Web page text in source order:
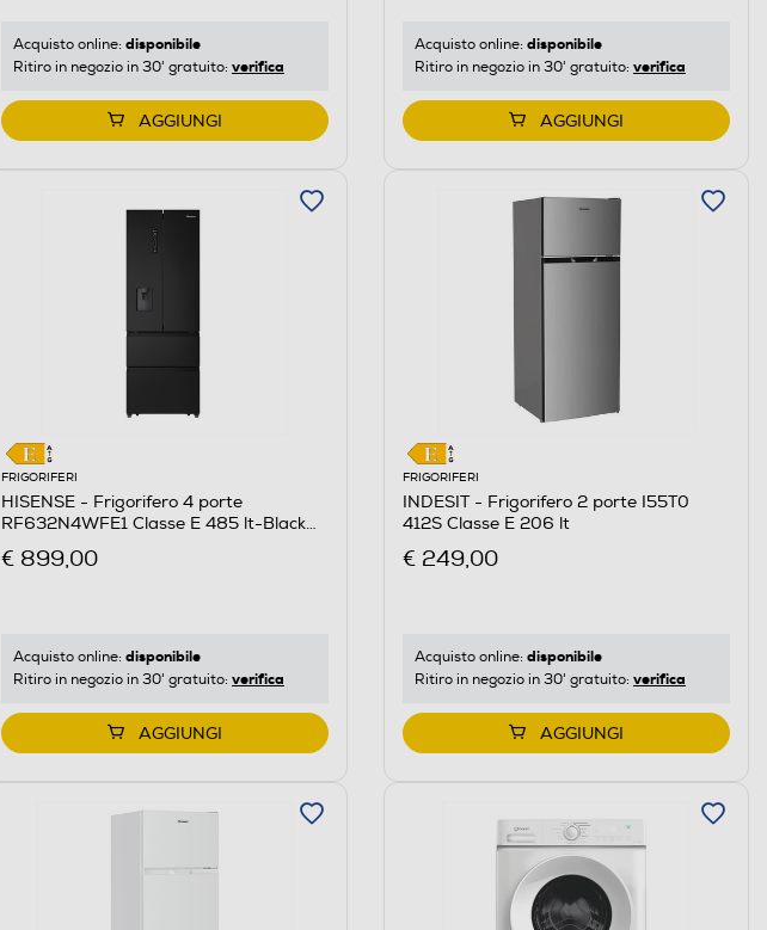
Acquisto online: disponibile
Ritiro in negozio in 30' gratuito: verifica
AGGIUNGI
Acquisto online: disponibile
Ritiro in negozio in 30' gratuito: verifica
AGGIUNGI
FRIGORIFERI
HISENSE - Frigorifero 4 porte
RF632N4WFE1 Classe E 485 lt-Black
€ 899,00
Acquisto online: disponibile
Ritiro in negozio in 30' gratuito: verifica
AGGIUNGI
FRIGORIFERI
INDESIT - Frigorifero 2 porte I55T0
412S Classe E 206 lt
€ 249,00
Acquisto online: disponibile
Ritiro in negozio in 30' gratuito: verifica
AGGIUNGI